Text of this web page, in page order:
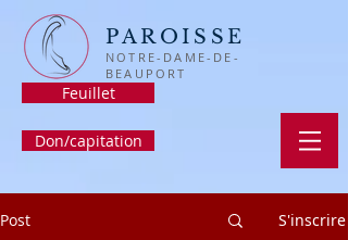
PAROISSE
NOTRE-DAME-DE-
BEAUPORT
Feuillet
Don/capitation
Post S'inscrire